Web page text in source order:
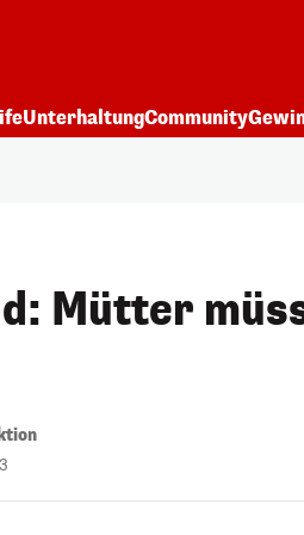
UnterhaltungCommunity
Mütter